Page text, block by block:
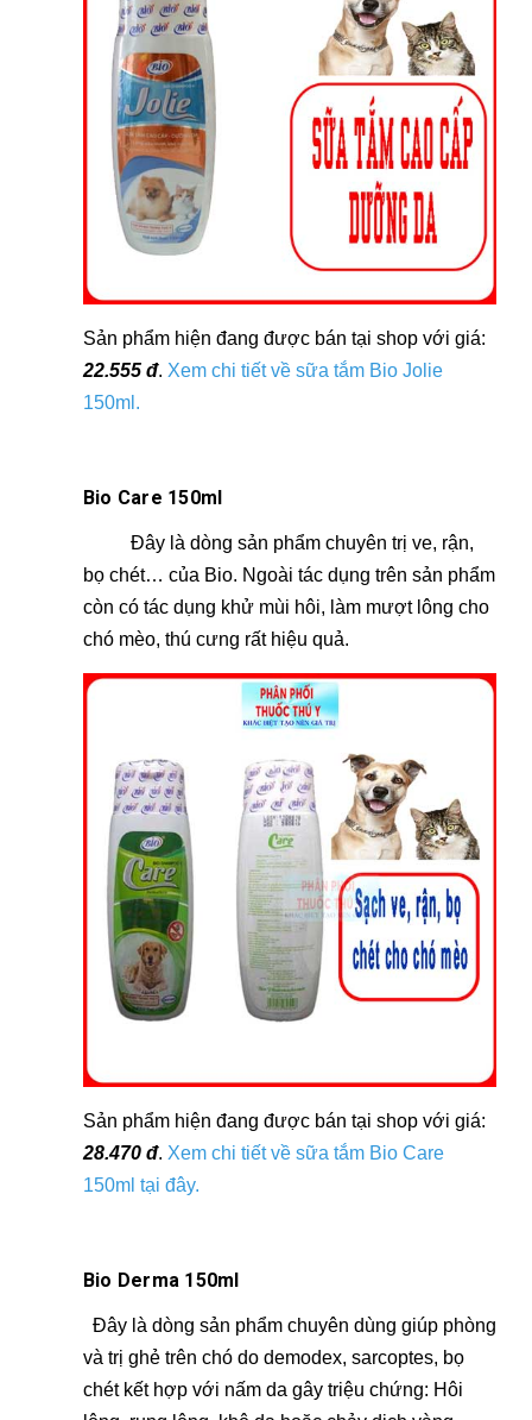
Sản phẩm hiện đang được bán tại shop với giá:
22.555 đ. Xem chi tiết về sữa tắm Bio Jolie
150ml .
Bio Care 150ml
Đây là dòng sản phẩm chuyên trị ve, rận,
bọ chét… của Bio. Ngoài tác dụng trên sản phẩm
còn có tác dụng khử mùi hôi, làm mượt lông cho
chó mèo, thú cưng rất hiệu quả.
Sản phẩm hiện đang được bán tại shop với giá:
28.470 đ. Xem chi tiết về sữa tắm Bio Care
150ml tại đây.
Bio Derma 150ml
Đây là dòng sản phẩm chuyên dùng giúp phòng
và trị ghẻ trên chó do demodex, sarcoptes, bọ
chét kết hợp với nấm da gây triệu chứng: Hôi